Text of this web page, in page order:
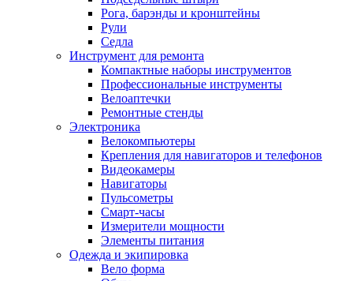
Рога, барэнды и кронштейны
Рули
Седла
Инструмент для ремонта
Компактные наборы инструментов
Профессиональные инструменты
Велоаптечки
Ремонтные стенды
Электроника
Велокомпьютеры
Крепления для навигаторов и телефонов
Видеокамеры
Навигаторы
Пульсометры
Смарт-часы
Измерители мощности
Элементы питания
Одежда и экипировка
Вело форма